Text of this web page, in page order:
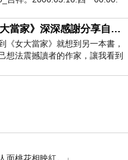
信用貸款借貸風險怎
借貸增貸轉貸
借款銀行 信貸台北
好書推薦《女大當家》深深感謝分享自己想法震撼讀者的作家，讓我看到不同樣貌的家庭！
《女大當家》就想到另一本書，
想法震撼讀者的作家，讓我看到
《女大